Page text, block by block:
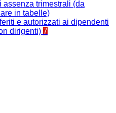
assenza trimestrali (da
in tabelle)
e autorizzati ai dipendenti
dirigenti) 7